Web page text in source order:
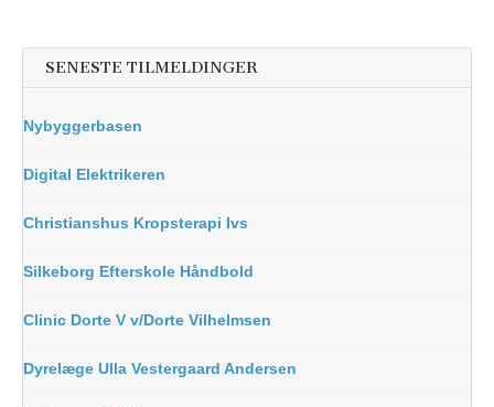
SENESTE TILMELDINGER
Nybyggerbasen
Digital Elektrikeren
Christianshus Kropsterapi Ivs
Silkeborg Efterskole Håndbold
Clinic Dorte V v/Dorte Vilhelmsen
Dyrelæge Ulla Vestergaard Andersen